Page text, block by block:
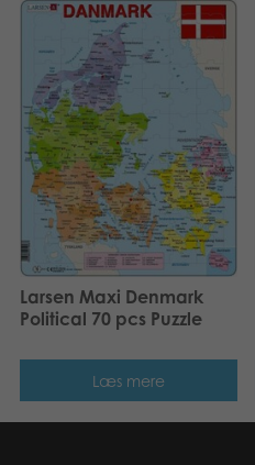
Larsen Maxi Denmark
Political 70 pcs Puzzle
Læs mere